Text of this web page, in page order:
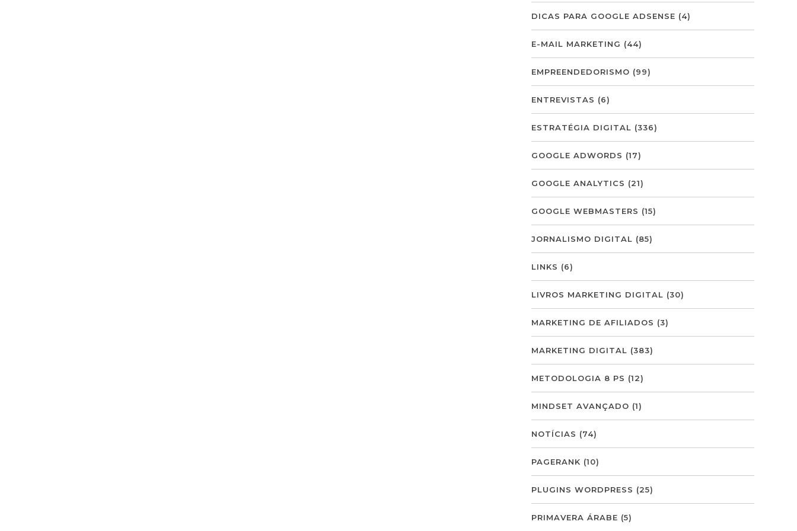
DICAS PARA GOOGLE ADSENSE (4)
E-MAIL MARKETING (44)
EMPREENDEDORISMO (99)
ENTREVISTAS (6)
ESTRATÉGIA DIGITAL (336)
GOOGLE ADWORDS (17)
GOOGLE ANALYTICS (21)
GOOGLE WEBMASTERS (15)
JORNALISMO DIGITAL (85)
LINKS (6)
LIVROS MARKETING DIGITAL (30)
MARKETING DE AFILIADOS (3)
MARKETING DIGITAL (383)
METODOLOGIA 8 PS (12)
MINDSET AVANÇADO (1)
NOTÍCIAS (74)
PAGERANK (10)
PLUGINS WORDPRESS (25)
PRIMAVERA ÁRABE (5)